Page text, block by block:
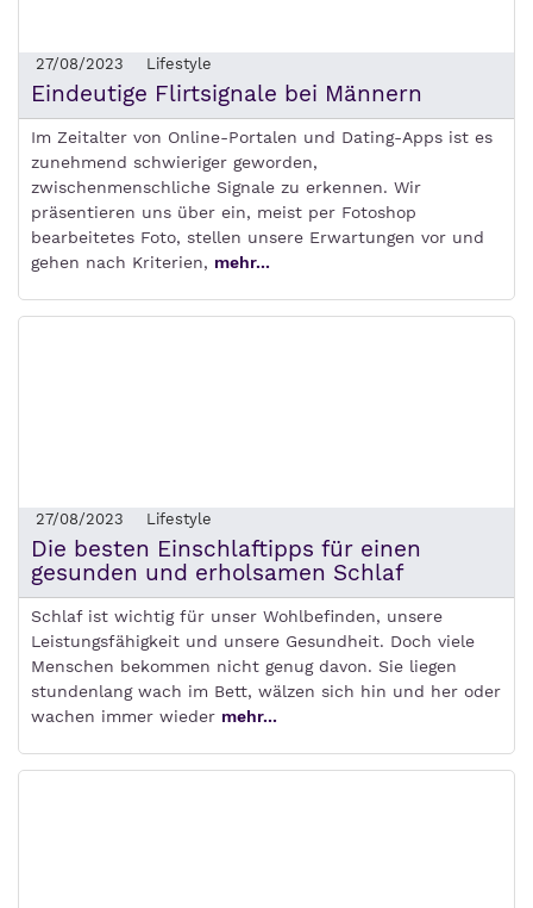
27/08/2023 Lifestyle
Eindeutige Flirtsignale bei Männern
Im Zeitalter von Online-Portalen und Dating-Apps ist es
zunehmend schwieriger geworden,
zwischenmenschliche Signale zu erkennen. Wir
präsentieren uns über ein, meist per Fotoshop
bearbeitetes Foto, stellen unsere Erwartungen vor und
gehen nach Kriterien, mehr...
27/08/2023 Lifestyle
Die besten Einschlaftipps für einen
gesunden und erholsamen Schlaf
Schlaf ist wichtig für unser Wohlbefinden, unsere
Leistungsfähigkeit und unsere Gesundheit. Doch viele
Menschen bekommen nicht genug davon. Sie liegen
stundenlang wach im Bett, wälzen sich hin und her oder
wachen immer wieder mehr...